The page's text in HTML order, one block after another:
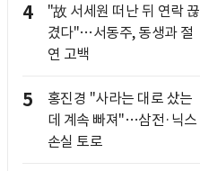
4
"故 서세원 떠난 뒤 연락 끊
겼다"…서동주, 동생과 절
연 고백
5
홍진경 "사라는 대로 샀는
데 계속 빠져"…삼전·닉스
손실 토로